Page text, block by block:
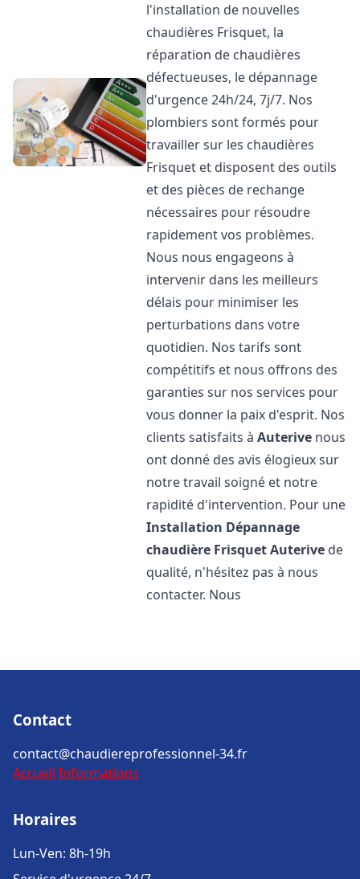
l'installation de nouvelles
chaudières Frisquet, la
réparation de chaudières
défectueuses, le dépannage
d'urgence 24h/24, 7j/7. Nos
plombiers sont formés pour
travailler sur les chaudières
Frisquet et disposent des outils
et des pièces de rechange
nécessaires pour résoudre
rapidement vos problèmes.
Nous nous engageons à
intervenir dans les meilleurs
délais pour minimiser les
perturbations dans votre
quotidien. Nos tarifs sont
compétitifs et nous offrons des
garanties sur nos services pour
vous donner la paix d'esprit. Nos
clients satisfaits àAuterive nous
ont donné des avis élogieux sur
notre travail soigné et notre
rapidité d'intervention. Pour une
Installation Dépannage
chaudière FrisquetAuterive de
qualité, n'hésitez pas à nous
contacter. Nous
Contact
contact@chaudiereprofessionnel-34.fr
Accueil Informations
Horaires
Lun-Ven: 8h-19h